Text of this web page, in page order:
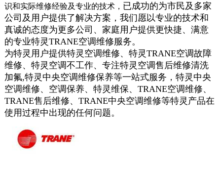
识和实际维修经验及专业的技术， 已成功的为市民及多家
公司及用户提供了解决方案，我们愿以专业的技术和
真诚的态度为更多公司、家庭用户提供更快捷、满意
的专业特灵TRANE空调维修服务。
为特灵用户提供特灵空调维修、特灵TRANE空调故障
维修、特灵空调不工作、专注特灵空调售后维修清洗
加氟,特灵中央空调维修保养等一站式服务，特灵中央
空调维修、空调保养、特灵维保、TRANE空调维修、
TRANE售后维修、TRANE中央空调维修等特灵产品在
使用过程中出现的任何问题。